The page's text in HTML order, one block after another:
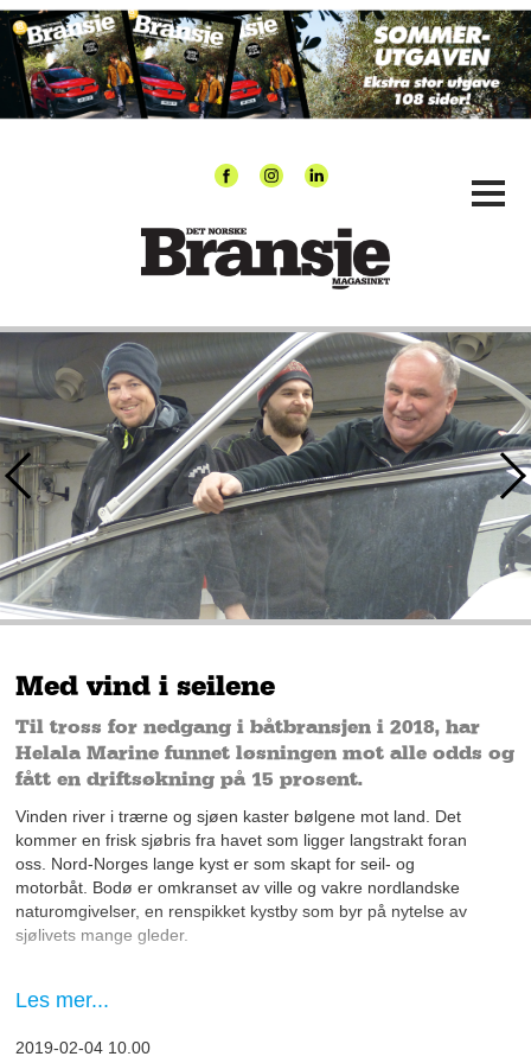
Med vind i seilene
Til tross for nedgang i båtbransjen i 2018, har
Helala Marine funnet løsningen mot alle odds og
fått en driftsøkning på 15 prosent.
Vinden river i trærne og sjøen kaster bølgene mot land. Det
kommer en frisk sjøbris fra havet som ligger langstrakt foran
oss. Nord-Norges lange kyst er som skapt for seil- og
motorbåt. Bodø er omkranset av ville og vakre nordlandske
naturomgivelser, en renspikket kystby som byr på nytelse av
sjølivets mange gleder.
grunnlag for båtliv i og rundt byen, forteller daglig leder av
Les mer...
2019-02-04 10.00